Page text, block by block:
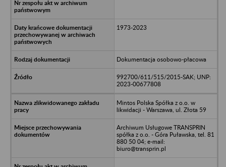
1973-2023
Dokumentacja osobowo-płacowa
992700/611/515/2015-SAK; UNP:
2023-00677808
Mintos Polska Spółka z o.o. w
likwidacji - Warszawa, ul. Złota 59
Archiwum Usługowe TRANSPRIN
spółka z o.o. - Góra Puławska, tel. 81
880 50 04; e-mail:
biuro@transprin.pl